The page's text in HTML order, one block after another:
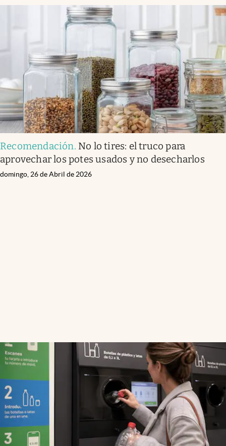
Recomendación. No lo tires: el truco para
aprovechar los potes usados y no desecharlos
domingo, 26 de Abril de 2026